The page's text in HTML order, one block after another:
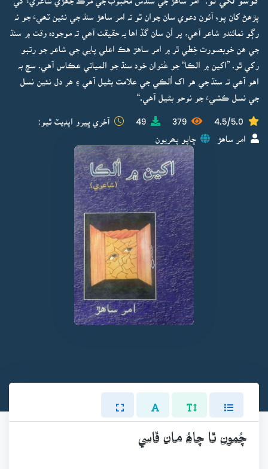
پڙهڻ کان پوءِ آئون دعوي سان چوان ٿو تہ امر ساھڙ سنڌ جي نئين ٽھيءَ جو نہ
رڳو نمائندو شاعر آھي، پر اُن سان گڏ اها بہ حقيقت آھي تہ موجودہ وقت ۾ سنڌ
جي هن خوبصورت خِطي ٿر ۾ امر ساهڙ هڪ اعلي پايي جي شاعر جو رتبو
رکي ٿو. ”اکين ۾ الڪا“ جو عُنوان خود سنڌ جو المياتي عڪاس آهي. سچ بہ
اهو آھي تہ سنڌ جي هر اک اُلڪي جي علامت بڻيل آهي ۽ هر دل نئين نسل
جي نسل ڪشيءَ جو نوحو بڻيل آهي.“
4.5/5.0
379
49 آخري ڀيرو اپڊيٽ ٿيو:
امر ساھڙ ڇاپو پھريون
چُمون ٿا چاھُ مان ڦاسي